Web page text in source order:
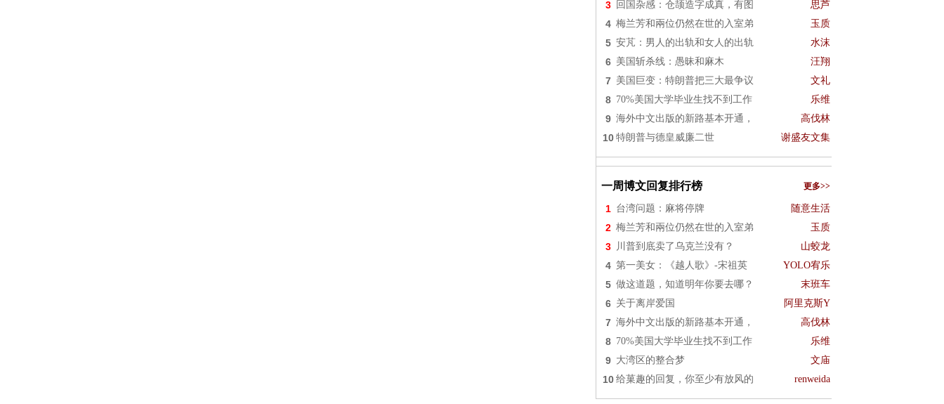
3 回国杂感：仓颉造字成真，有图 思芦
4 梅兰芳和兩位仍然在世的入室弟 玉质
5 安芃：男人的出轨和女人的出轨 水沫
6 美国斩杀线：愚昧和麻木 汪翔
7 美国巨变：特朗普把三大最争议 文礼
8 70%美国大学毕业生找不到工作 乐维
9 海外中文出版的新路基本开通， 高伐林
10 特朗普与德皇威廉二世 谢盛友文集
一周博文回复排行榜 更多>>
1 台湾问题：麻将停牌 随意生活
2 梅兰芳和兩位仍然在世的入室弟 玉质
3 川普到底卖了乌克兰没有？ 山蛟龙
4 第一美女：《越人歌》-宋祖英 YOLO宥乐
5 做这道题，知道明年你要去哪？ 末班车
6 关于离岸爱国 阿里克斯Y
7 海外中文出版的新路基本开通， 高伐林
8 70%美国大学毕业生找不到工作 乐维
9 大湾区的整合梦 文庙
10 给菓趣的回复，你至少有放风的 renweida